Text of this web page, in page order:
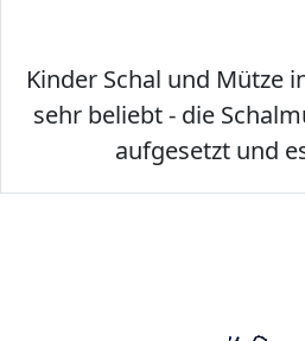
Kinder Schal und Mütze
sehr beliebt - die
aufgesetzt und